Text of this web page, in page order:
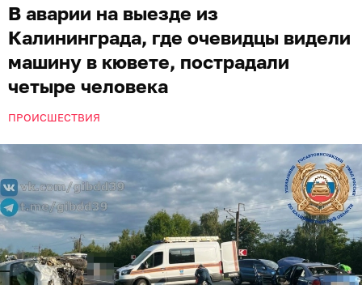
В аварии на выезде из
Калининграда, где очевидцы видели
машину в кювете, пострадали
четыре человека
ПРОИСШЕСТВИЯ